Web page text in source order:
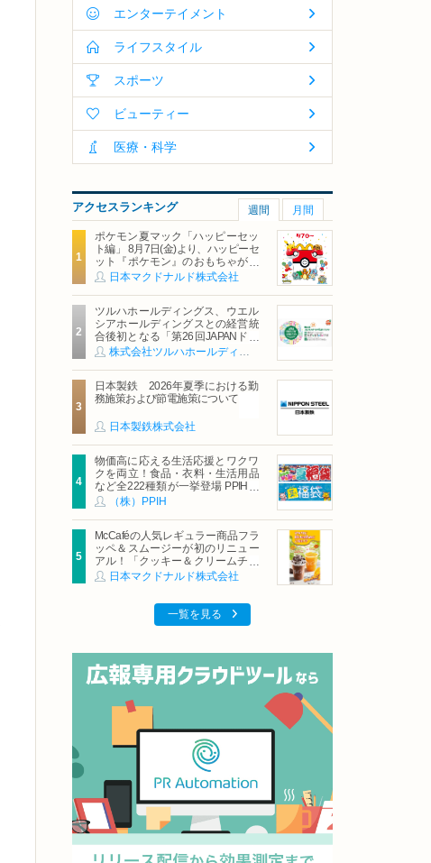
エンターテイメント
ライフスタイル
スポーツ
ビューティー
医療・科学
アクセスランキング 週間 月間
ポケモン夏マック「ハッピーセッ
ト編」 8月7日(金)より、ハッピーセ
ット『ポケモン』のおもちゃが期
間限定登場
日本マクドナルド株式会社
ツルハホールディングス、ウエル
シアホールディングスとの経営統
合後初となる「第26回JAPANドラ
ッグストアショー」に出展
株式会社ツルハホールディングス
日本製鉄 2026年夏季における勤
務施策および節電施策について
日本製鉄株式会社
物価高に応える生活応援とワクワ
クを両立！食品・衣料・生活用品
など全222種類が一挙登場 PPIHグ
ループ「夏福袋」＆セール 8月6日
（株）PPIH
McCaféの人気レギュラー商品フラ
ッペ＆スムージーが初のリニュー
アル！「クッキー＆クリームチョ
コフラッペ」「マンゴースムージ
日本マクドナルド株式会社
一覧を見る